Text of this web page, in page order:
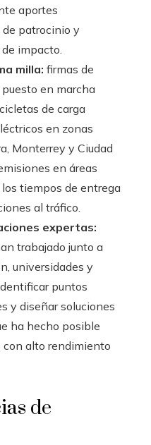
aportes
de patrocinio y
impacto.
milla: firmas de
en marcha
de carga
en zonas
Monterrey y Ciudad
en áreas
tiempos de entrega
al tráfico.
expertas:
trabajado junto a
universidades y
puntos
y diseñar soluciones
ha hecho posible
alto rendimiento
de